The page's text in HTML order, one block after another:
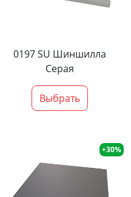
0197 SU Шиншилла
Серая
Выбрать
+30%